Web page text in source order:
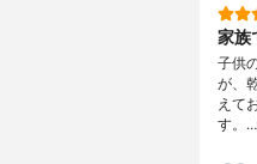
家族
子供
が、
えて
す。…